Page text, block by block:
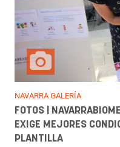
NAVARRA GALERÍA
FOTOS |
EXIGE MEJORES
PLANTILLA